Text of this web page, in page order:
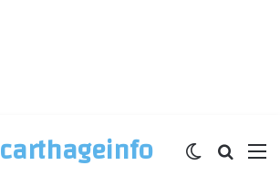
carthageinfo القائمة بحث عنالوضع المظلم